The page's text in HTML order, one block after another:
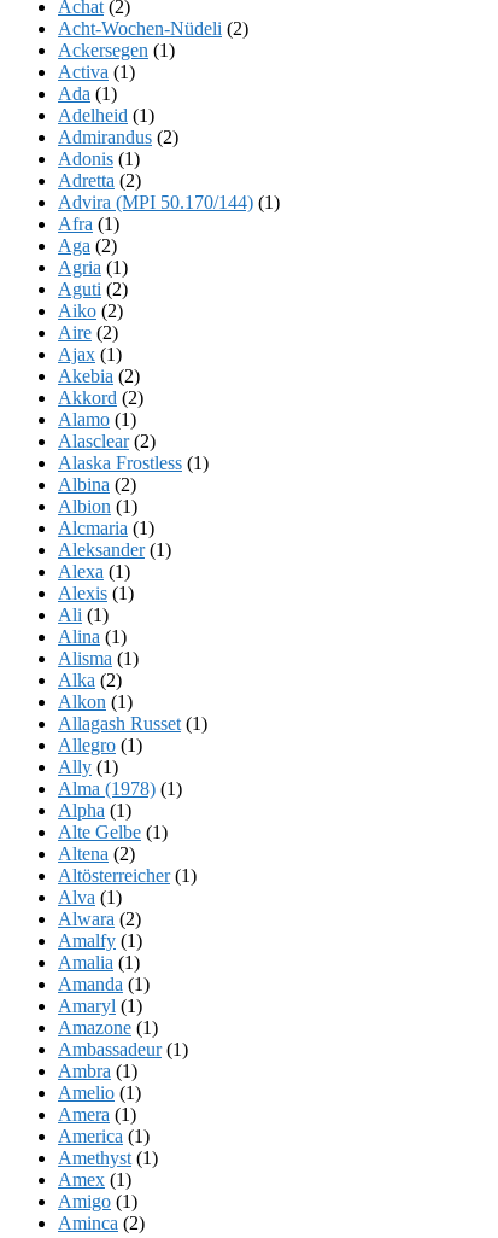
Achat (2)
Acht-Wochen-Nüdeli (2)
Ackersegen (1)
Activa (1)
Ada (1)
Adelheid (1)
Admirandus (2)
Adonis (1)
Adretta (2)
Advira (MPI 50.170/144) (1)
Afra (1)
Aga (2)
Agria (1)
Aguti (2)
Aiko (2)
Aire (2)
Ajax (1)
Akebia (2)
Akkord (2)
Alamo (1)
Alasclear(2)
Alaska Frostless (1)
Albina (2)
Albion (1)
Alcmaria (1)
Aleksander(1)
Alexa (1)
Alexis (1)
Ali (1)
Alina (1)
Alisma (1)
Alka (2)
Alkon (1)
Allagash Russet (1)
Allegro (1)
Ally (1)
Alma (1978) (1)
Alpha (1)
Alte Gelbe (1)
Altena (2)
Altösterreicher(1)
Alva (1)
Alwara (2)
Amalfy (1)
Amalia (1)
Amanda (1)
Amaryl (1)
Amazone (1)
Ambassadeur(1)
Ambra (1)
Amelio (1)
Amera (1)
America (1)
Amethyst (1)
Amex (1)
Amigo (1)
Aminca (2)